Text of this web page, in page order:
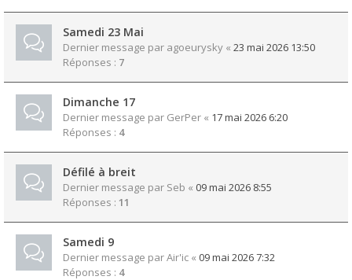
Samedi 23 Mai
Dernier message par agoeurysky « 23 mai 2026 13:50
Réponses : 7
Dimanche 17
Dernier message par GerPer « 17 mai 2026 6:20
Réponses : 4
Défilé à breit
Dernier message par Seb « 09 mai 2026 8:55
Réponses : 11
Samedi 9
Dernier message parAir'ic « 09 mai 2026 7:32
Réponses : 4